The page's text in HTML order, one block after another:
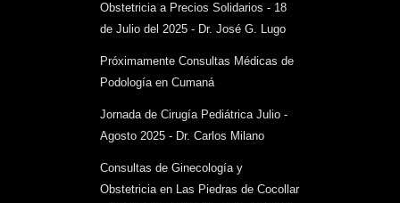
Obstetricia a Precios Solidarios - 18
de Julio del 2025 - Dr. José G. Lugo
Próximamente Consultas Médicas de
Podología en Cumaná
Jornada de Cirugía Pediátrica Julio -
Agosto 2025 - Dr. Carlos Milano
Consultas de Ginecología y
Obstetricia en Las Piedras de Cocollar